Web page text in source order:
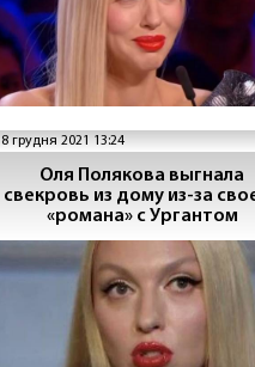
8 грудня 2021 13:24
Оля Полякова выгнала
свекровь из дому из-за
«романа» с Ургантом